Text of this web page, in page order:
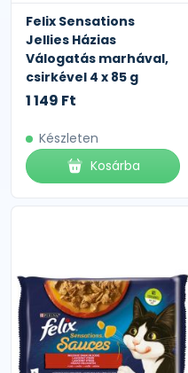
Felix Sensations
Jellies Házias
Válogatás marhával,
csirkével 4 x 85 g
1 149 Ft
Készleten
Kosárba